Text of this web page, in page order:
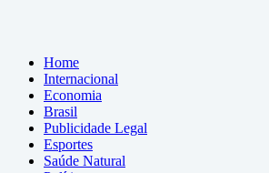
Home
Internacional
Economia
Brasil
Publicidade Legal
Esportes
Saúde Natural